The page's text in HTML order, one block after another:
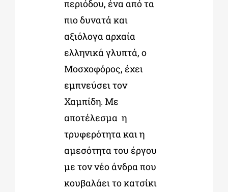
περιόδου, ένα από τα
πιο δυνατά και
αξιόλογα αρχαία
ελληνικά γλυπτά, ο
Μοσχοφόρος, έχει
εμπνεύσει τον
Χαμπίδη. Με
αποτέλεσμα η
τρυφερότητα και η
αμεσότητα του έργου
με τον νέο άνδρα που
κουβαλάει το κατσίκι